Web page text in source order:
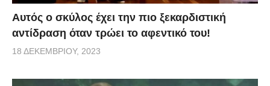
Αυτός ο σκύλος έχει την πιο ξεκαρδιστική
αντίδραση όταν τρώει το αφεντικό του!
18 ΔΕΚΕΜΒΡΊΟΥ, 2023